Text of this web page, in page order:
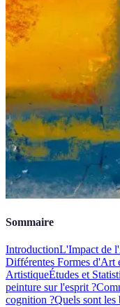
Sommaire
IntroductionL'Impact de
Différentes Formes d'Art
ArtistiqueÉtudes et
peinture sur l'esprit ?
cognition ?Quels sont les